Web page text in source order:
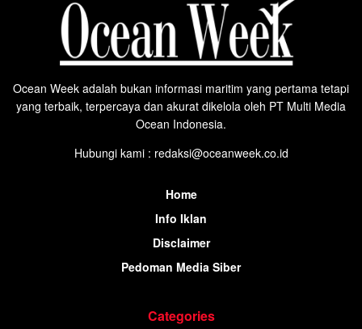
Ocean Week adalah bukan informasi maritim yang pertama tetapi
yang terbaik, terpercaya dan akurat dikelola oleh PT Multi Media
Ocean Indonesia.
Hubungi kami : redaksi@oceanweek.co.id
Home
Info Iklan
Disclaimer
Pedoman Media Siber
Categories